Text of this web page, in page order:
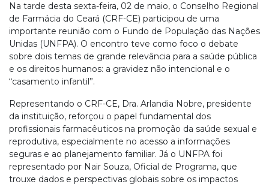
Na tarde desta sexta-feira, 02 de maio, o Conselho Regional
de Farmácia do Ceará (CRF-CE) participou de uma
importante reunião com o Fundo de População das Nações
Unidas (UNFPA). O encontro teve como foco o debate
sobre dois temas de grande relevância para a saúde pública
e os direitos humanos: a gravidez não intencional e o
“casamento infantil”.
Representando o CRF-CE, Dra. Arlandia Nobre, presidente
da instituição, reforçou o papel fundamental dos
profissionais farmacêuticos na promoção da saúde sexual e
reprodutiva, especialmente no acesso a informações
seguras e ao planejamento familiar. Já o UNFPA foi
representado por Nair Souza, Oficial de Programa, que
trouxe dados e perspectivas globais sobre os impactos